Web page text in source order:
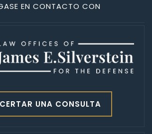
EN CONTACTO CON
UNA CONSULTA